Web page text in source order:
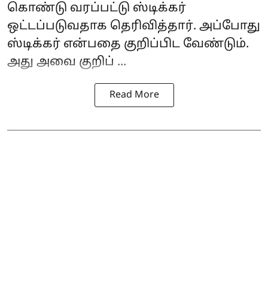
கொண்டு வரப்பட்டு ஸ்டிக்கர்
ஒட்டப்படுவதாக தெரிவித்தார். அப்போது
ஸ்டிக்கர் என்பதை குறிப்பிட வேண்டும்.
அது அவை குறிப் ...
Read More